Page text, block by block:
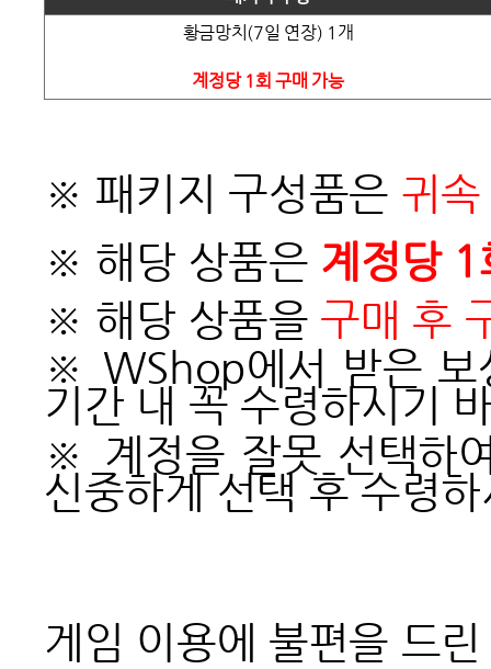
황금망치(7일 연장) 1개
계정당 1회 구매 가능
※ 패키지 구성품은 귀
※ 해당 상품은 계정당 1
※ 해당 상품을 구매 후
※ WShop에서 받은 보
기간 내 꼭 수령하시기
※ 계정을 잘못 선택하
신중하게 선택 후 수령
게임 이용에 불편을 드